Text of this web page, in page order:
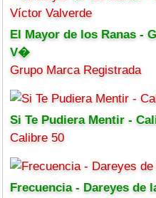
El Mayor de los Ranas -
V�
Grupo Marca Registrada
Si Te Pudiera Mentir -
Calibre 50
Frecuencia - Dareyes de